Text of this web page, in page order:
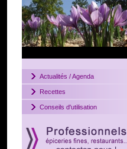
Actualités / Agenda
Recettes
Conseils d'utilisation